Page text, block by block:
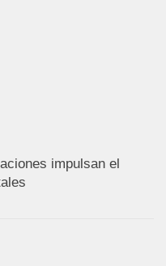
impulsan el